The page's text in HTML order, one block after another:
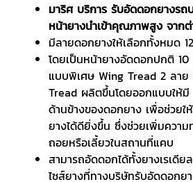
มาริศ บริการ รับอัดดอกยางร
หน้ายางนำเข้าคุณภาพสูง จากต่
มีลายดอกยางให้เลือกทั้งหมด
โดยเป็นหน้ายางอัดดอกปกติ
แบบพิเศษ Wing Tread 2 ลาย
Tread ผลิตขึ้นโดยออกแบบให้
ด้านข้างของดอกยาง เพื่อช่วยใ
ยางได้ดียิ่งขึ้น ซึ่งช่วยเพิ่มความ
ถอยหรือเลี้ยวในสถานที่แคบ
สามารถอัดดอกได้ทั้งยางเรเดีย
ไซส์ยางที่ทางบริษัทรับอัดดอกยา